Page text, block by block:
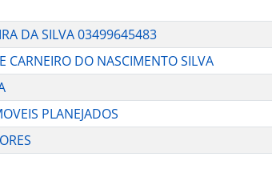
DA SILVA 03499645483
CARNEIRO DO NASCIMENTO SILVA
PLANEJADOS